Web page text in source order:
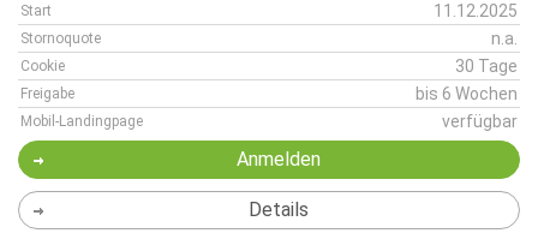
Start 11.12.2025
Stornoquote n.a.
Cookie 30 Tage
Freigabe bis 6 Wochen
Mobil-Landingpage verfügbar
Anmelden
Details